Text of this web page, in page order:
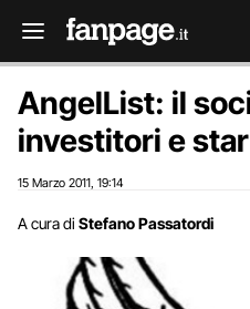
AngelList: il
investitori e
15 Marzo 2011 19:14
A cura di Stefano Passatordi